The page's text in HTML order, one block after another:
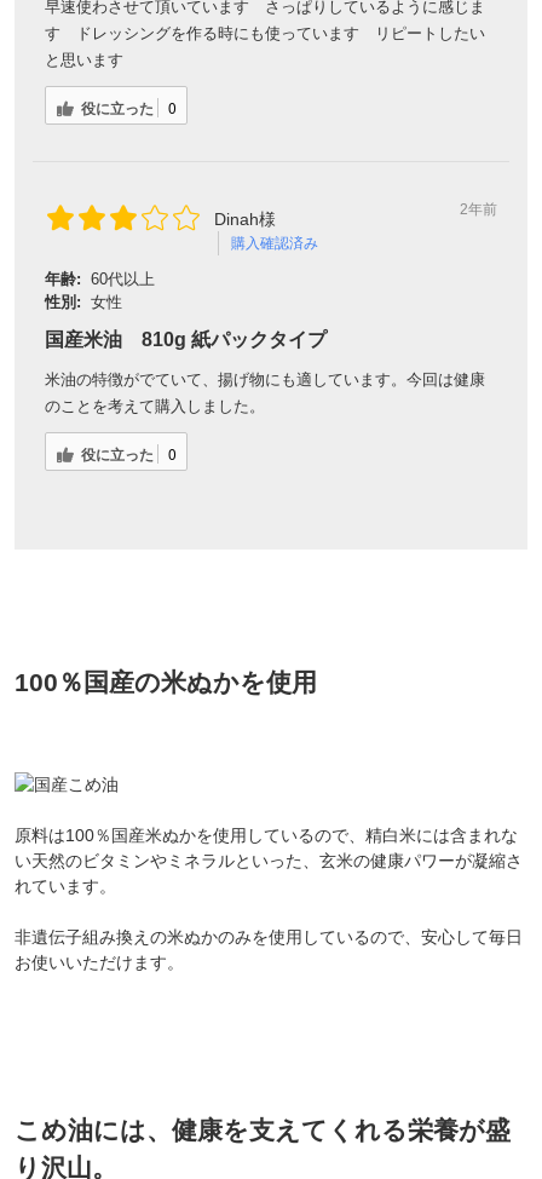
早速使わさせて頂いています さっぱりしているように感じま
す ドレッシングを作る時にも使っています リピートしたい
と思います
役に立った 0
Dinah様
購入確認済み
2年前
年齢: 60代以上
性別: 女性
国産米油 810g 紙パックタイプ
米油の特徴がでていて、揚げ物にも適しています。今回は健康
のことを考えて購入しました。
役に立った 0
100％国産の米ぬかを使用
原料は100％国産米ぬかを使用しているので、精白米には含まれな
い天然のビタミンやミネラルといった、玄米の健康パワーが凝縮さ
れています。
非遺伝子組み換えの米ぬかのみを使用しているので、安心して毎日
お使いいただけます。
こめ油には、健康を支えてくれる栄養が盛
り沢山。
ご用意しました🎁
会員登録ありがとうございます！
300